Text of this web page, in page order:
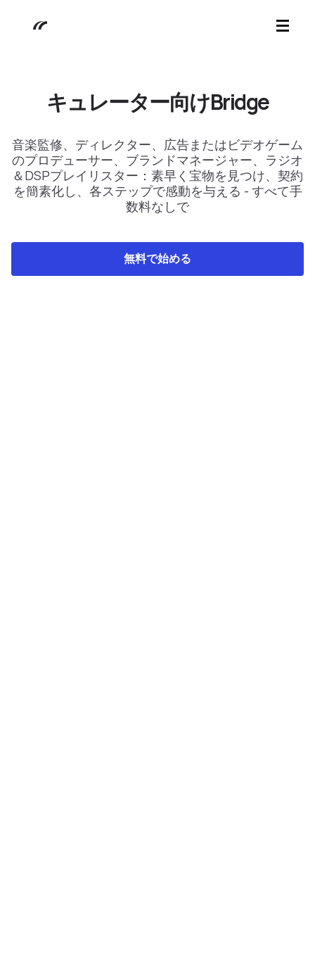
キュレーター向けBridge
音楽監修、ディレクター、広告またはビデオゲーム
のプロデューサー、ブランドマネージャー、ラジオ
＆DSPプレイリスター：素早く宝物を見つけ、契約
を簡素化し、各ステップで感動を与える - すべて手
数料なしで
無料で始める